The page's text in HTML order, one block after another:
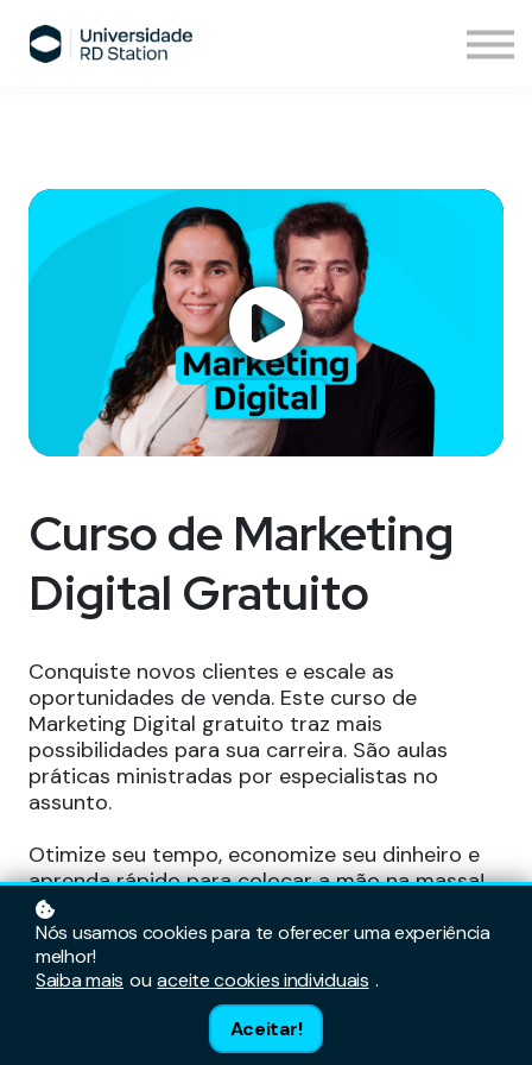
Assinatura de cursos
Curso de Marketing
Digital Gratuito
Conquiste novos clientes e escale as
oportunidades de venda. Este curso de
Marketing Digital gratuito traz mais
possibilidades para sua carreira. São aulas
práticas ministradas por especialistas no
assunto.
Otimize seu tempo, economize seu dinheiro e
aprenda rápido para colocar a mão na massa!
Inscreva-se gratuitamente
Nós usamos cookies para te oferecer uma experiência
melhor!
Saiba mais ou aceite cookies individuais .
Aceitar!